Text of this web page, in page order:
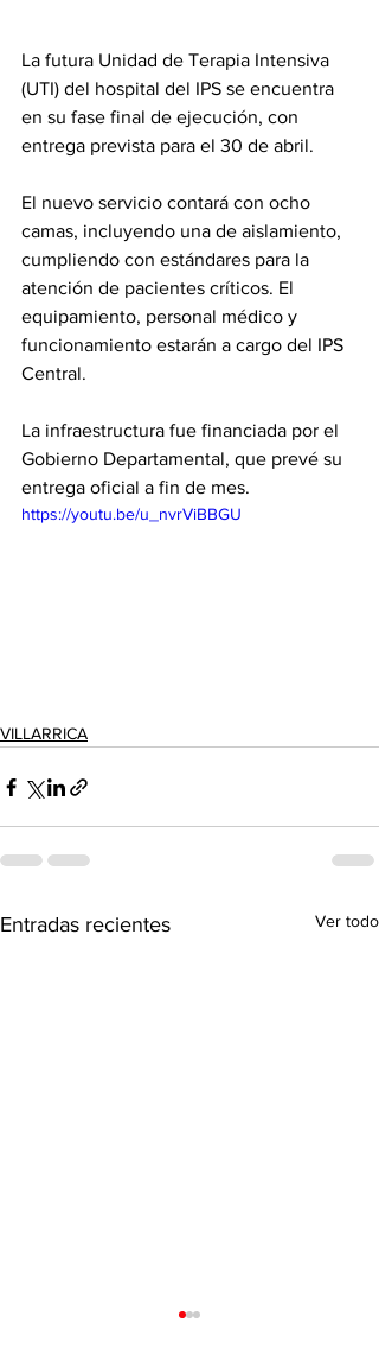
La futura Unidad de Terapia Intensiva
(UTI) del hospital del IPS se encuentra
en su fase final de ejecución, con
entrega prevista para el 30 de abril.
El nuevo servicio contará con ocho
camas, incluyendo una de aislamiento,
cumpliendo con estándares para la
atención de pacientes críticos. El
equipamiento, personal médico y
funcionamiento estarán a cargo del IPS
Central.
La infraestructura fue financiada por el
Gobierno Departamental, que prevé su
entrega oficial a fin de mes.
https://youtu.be/u_nvrViBBGU
VILLARRICA
Entradas recientes Ver todo